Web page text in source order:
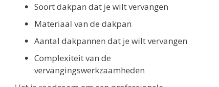
Soort dakpan dat je wilt vervangen
Materiaal van de dakpan
Aantal dakpannen dat je wilt vervangen
Complexiteit van de
vervangingswerkzaamheden